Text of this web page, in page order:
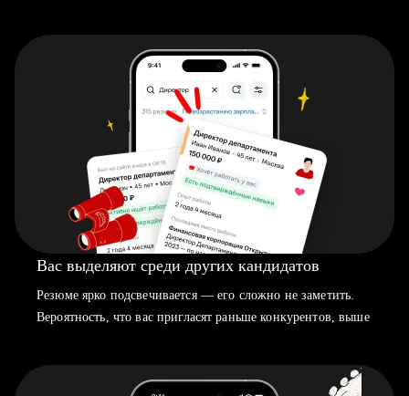
Вас выделяют среди других кандидатов
Резюме ярко подсвечивается — его сложно не заметить.
Вероятность, что вас пригласят раньше конкурентов, выше